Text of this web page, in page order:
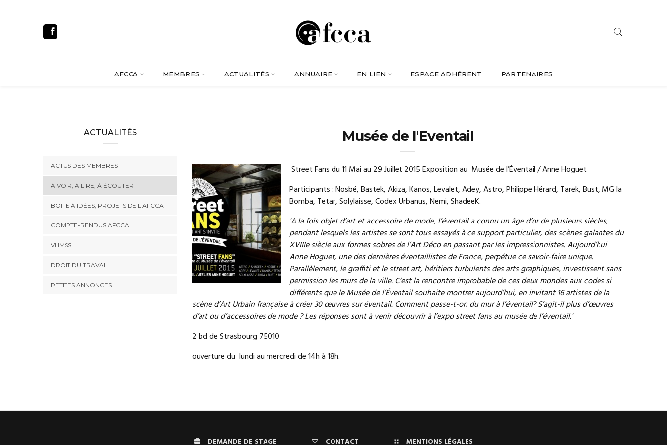
AFCCA MEMBRES ACTUALITÉS ANNUAIRE EN LIEN ESPACE ADHÉRENT PARTENAIRES
Musée de l'Eventail
Street Fans du 11 Mai au 29 Juillet 2015 Exposition au Musée de l’Éventail / Anne Hoguet
Participants : Nosbé, Bastek, Akiza, Kanos, Levalet, Adey, Astro, Philippe Hérard, Tarek, Bust, MG la
Bomba, Tetar, Solylaisse, Codex Urbanus, Nemi, ShadeeK.
'A la fois objet d’art et accessoire de mode, l’éventail a connu un âge d’or de plusieurs siècles,
pendant lesquels les artistes se sont tous essayés à ce support particulier, des scènes galantes du
XVIIIe siècle aux formes sobres de l’Art Déco en passant par les impressionnistes. Aujourd’hui
Anne Hoguet, une des dernières éventaillistes de France, perpétue ce savoir-faire unique.
Parallèlement, le graffiti et le street art, héritiers turbulents des arts graphiques, investissent sans
permission les murs de la ville. C’est la rencontre improbable de ces deux mondes aux codes si
différents que le Musée de l’Éventail souhaite montrer aujourd’hui, en invitant 16 artistes de la
scène d’Art Urbain française à créer 30 œuvres sur éventail. Comment passe-t-on du mur à l’éventail? S’agit-il plus d’œuvres
d’art ou d’accessoires de mode ? Les réponses sont à venir découvrir à l’expo street fans au musée de l’éventail.'
2 bd de Strasbourg 75010
ouverture du lundi au mercredi de 14h à 18h.
ACTUALITÉS
ACTUS DES MEMBRES
À VOIR, À LIRE, À ÉCOUTER
BOITE À IDÉES, PROJETS DE L'AFCCA
COMPTE-RENDUS AFCCA
VHMSS
DROIT DU TRAVAIL
PETITES ANNONCES
DEMANDE DE STAGE CONTACT MENTIONS LÉGALES